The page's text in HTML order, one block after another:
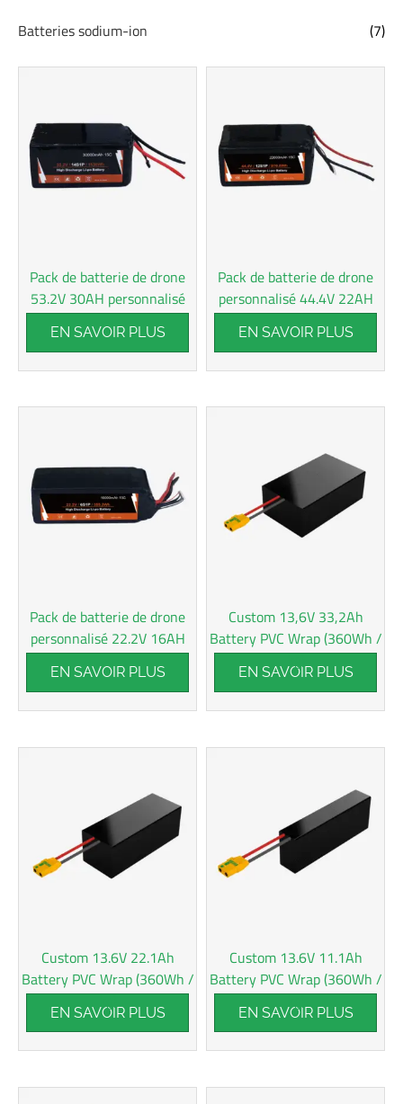
Batteries sodium-ion (7)
Pack de batterie de drone
53.2V 30AH personnalisé
EN SAVOIR PLUS
Pack de batterie de drone
personnalisé 44.4V 22AH
EN SAVOIR PLUS
Pack de batterie de drone
personnalisé 22.2V 16AH
EN SAVOIR PLUS
Custom 13,6V 33,2Ah
Battery PVC Wrap (360Wh /
kg)
EN SAVOIR PLUS
Custom 13.6V 22.1Ah
Battery PVC Wrap (360Wh /
kg)
EN SAVOIR PLUS
Custom 13.6V 11.1Ah
Battery PVC Wrap (360Wh /
kg)
EN SAVOIR PLUS